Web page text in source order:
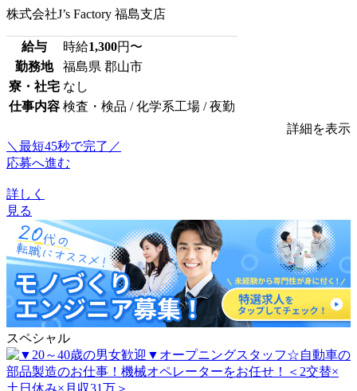
株式会社J’s Factory 福島支店
給与 時給1,300円〜
勤務地
福島県 郡山市
寮・社宅 なし
仕事内容 検査・検品 / 化学系工場 / 夜勤
詳細を表示
＼最短45秒で完了／
応募へ進む
詳しく
見る
スペシャル